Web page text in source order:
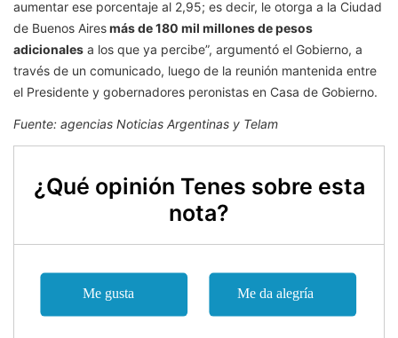
aumentar ese porcentaje al 2,95; es decir, le otorga a la Ciudad
de Buenos Airesmás de 180 mil millones de pesos
adicionales a los que ya percibe”, argumentó el Gobierno, a
través de un comunicado, luego de la reunión mantenida entre
el Presidente y gobernadores peronistas en Casa de Gobierno.
Fuente: agencias Noticias Argentinas y Telam
¿Qué opinión Tenes sobre esta
nota?